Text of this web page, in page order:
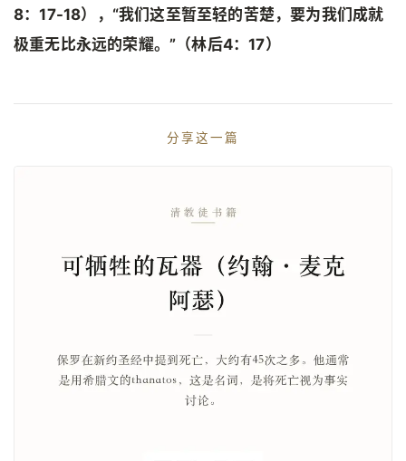
8：17-18），“我们这至暂至轻的苦楚，要为我们成就
极重无比永远的荣耀。”（林后4：17）
分享这一篇